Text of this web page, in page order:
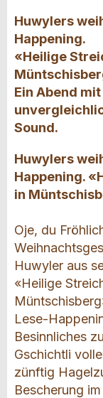
Huwylers
Happening.
«Heilige
Ein Abend
Sound.
Huwylers
Happening.
in
Oje, du
Huwyler aus
«Heilige
Lese-
Besinnliches
Gschichtli
zünftig
Bescherung